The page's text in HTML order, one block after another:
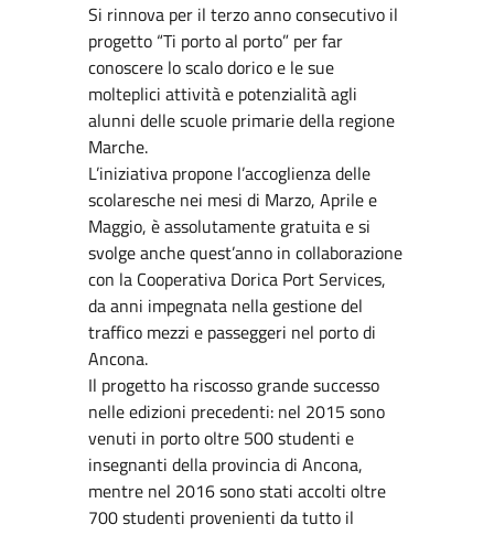
Si rinnova per il terzo anno consecutivo il
progetto “Ti porto al porto” per far
conoscere lo scalo dorico e le sue
molteplici attività e potenzialità agli
alunni delle scuole primarie della regione
Marche.
L’iniziativa propone l’accoglienza delle
scolaresche nei mesi di Marzo, Aprile e
Maggio, è assolutamente gratuita e si
svolge anche quest’anno in collaborazione
con la Cooperativa Dorica Port Services,
da anni impegnata nella gestione del
traffico mezzi e passeggeri nel porto di
Ancona.
Il progetto ha riscosso grande successo
nelle edizioni precedenti: nel 2015 sono
venuti in porto oltre 500 studenti e
insegnanti della provincia di Ancona,
mentre nel 2016 sono stati accolti oltre
700 studenti provenienti da tutto il